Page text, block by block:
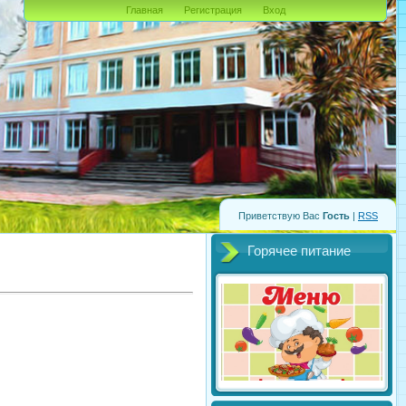
Приветствую Вас Гость | RSS
Главная Регистрация Вход
Горячее питание